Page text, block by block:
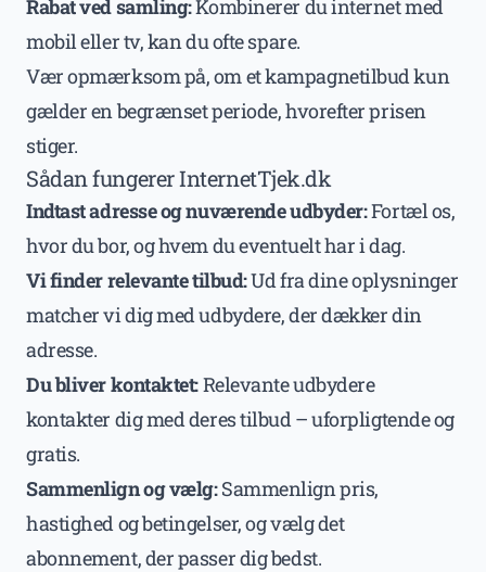
Rabat ved samling:Kombinerer du internet med
mobil eller tv, kan du ofte spare.
Vær opmærksom på, om et kampagnetilbud kun
gælder en begrænset periode, hvorefter prisen
stiger.
Sådan fungerer InternetTjek.dk
Indtast adresse og nuværende udbyder:Fortæl os,
hvor du bor, og hvem du eventuelt har i dag.
Vi finder relevante tilbud:Ud fra dine oplysninger
matcher vi dig med udbydere, der dækker din
adresse.
Du bliver kontaktet:Relevante udbydere
kontakter dig med deres tilbud – uforpligtende og
gratis.
Sammenlign og vælg:Sammenlign pris,
hastighed og betingelser, og vælg det
abonnement, der passer dig bedst.